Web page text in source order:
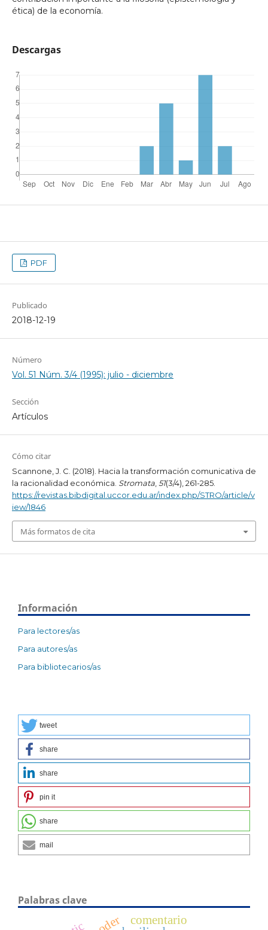
ética) de la economía.
Descargas
PDF
Publicado
2018-12-19
Número
Vol. 51 Núm. 3/4 (1995): julio - diciembre
Sección
Artículos
Cómo citar
Scannone, J. C. (2018). Hacia la transformación comunicativa de
la racionalidad económica. Stromata,51(3/4), 261-285.
https://revistas.bibdigital.uccor.edu.ar/index.php/STRO/article/v
iew/1846
Más formatos de cita
Información
Para lectores/as
Para autores/as
Para bibliotecarios/as
tweet
share
share
pin it
share
mail
Palabras clave
comentario